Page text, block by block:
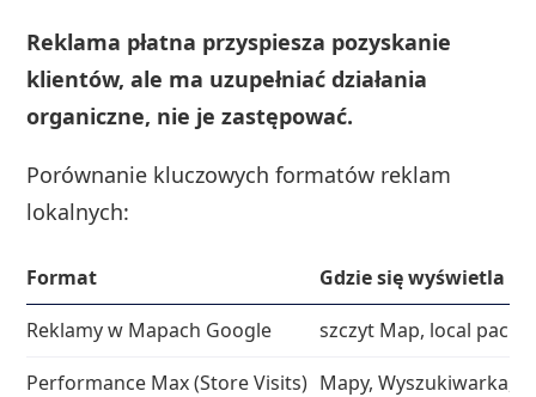
Reklama płatna przyspiesza pozyskanie
klientów, ale ma uzupełniać działania
organiczne, nie je zastępować.
Porównanie kluczowych formatów reklam
lokalnych:
Format
Gdzie się wyświetla
Reklamy w Mapach Google
szczyt Map, local pack,
Performance Max (Store Visits) Mapy, Wyszukiwarka,